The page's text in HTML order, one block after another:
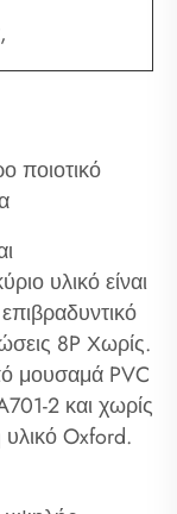
ποιοτικό
υλικό είναι
8P Χωρίς.
μουσαμά PVC
2 και χωρίς
Oxford.